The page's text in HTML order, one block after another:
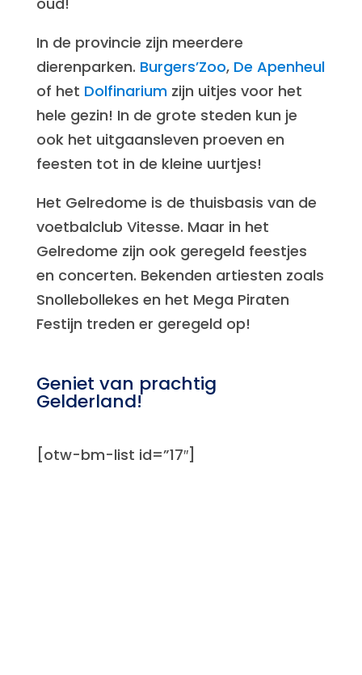
In de provincie zijn meerdere
dierenparken. Burgers’Zoo, De Apenheul
of het Dolfinariumzijn uitjes voor het
hele gezin! In de grote steden kun je
ook het uitgaansleven proeven en
feesten tot in de kleine uurtjes!
Het Gelredome is de thuisbasis van de
voetbalclub Vitesse. Maar in het
Gelredome zijn ook geregeld feestjes
en concerten. Bekenden artiesten zoals
Snollebollekes en het Mega Piraten
Festijn treden er geregeld op!
Geniet van prachtig
Gelderland!
[otw-bm-list id=”17″]